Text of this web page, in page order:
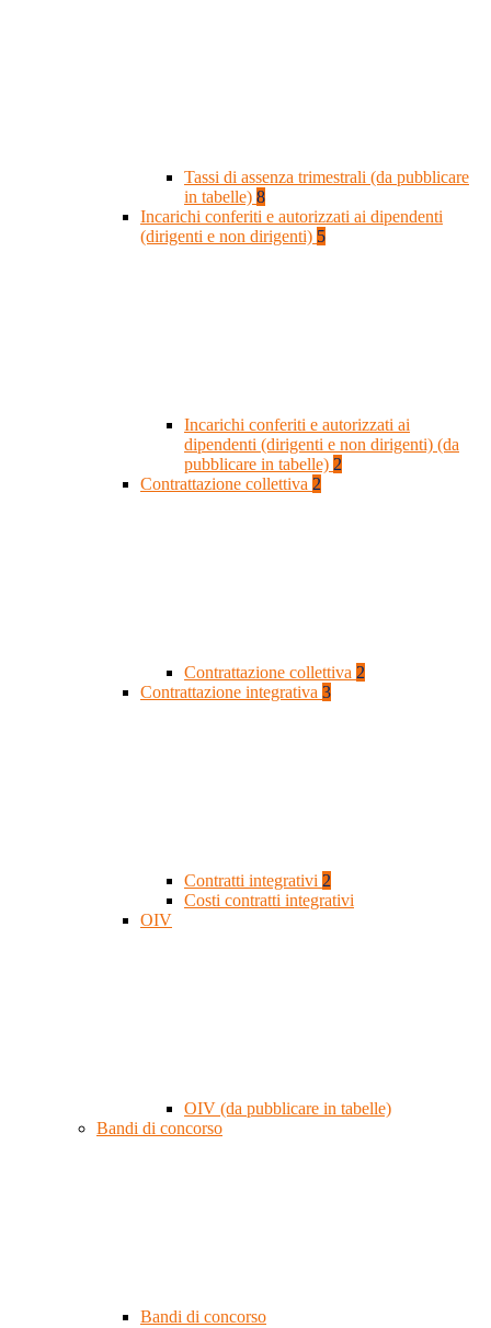
Tassi di assenza trimestrali (da pubblicare
in tabelle) 8
Incarichi conferiti e autorizzati ai dipendenti
(dirigenti e non dirigenti) 5
Incarichi conferiti e autorizzati ai
dipendenti (dirigenti e non dirigenti) (da
pubblicare in tabelle) 2
Contrattazione collettiva 2
Contrattazione collettiva 2
Contrattazione integrativa 3
Contratti integrativi 2
Costi contratti integrativi
OIV
OIV (da pubblicare in tabelle)
Bandi di concorso
Bandi di concorso